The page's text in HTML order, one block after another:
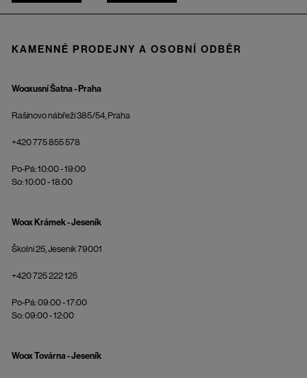
KAMENNÉ PRODEJNY A OSOBNÍ ODBĚR
Wooxusní Šatna - Praha
Rašínovo nábřeží 385/54, Praha
+420 775 855 578
Po-Pá: 10:00 - 19:00
So: 10:00 - 18:00
Woox Krámek - Jeseník
Školní 25, Jeseník 79001
+420 725 222 125
Po-Pá: 09:00 - 17:00
So: 09:00 - 12:00
Woox Továrna - Jeseník